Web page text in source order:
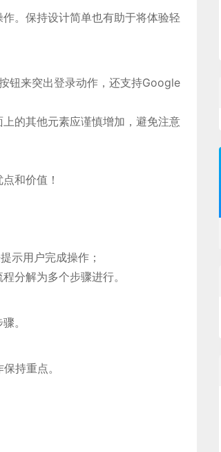
。保持设计简单也有助于将体验轻
钮来突出登录动作，还支持Google
的其他元素应谨慎增加，避免注意
和价值！
示用户完成操作；
分解为多个步骤进行。
。
持重点。